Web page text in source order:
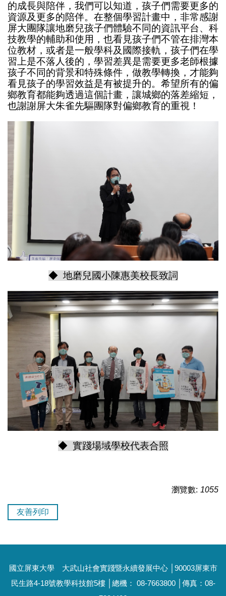
的成長與陪伴，我們可以知道，孩子們需要更多的
資源及更多的陪伴。在整個學習計畫中，非常感謝
屏大團隊讓地磨兒孩子們體驗不同的資訊平台、科
技教學的輔助和使用，也看見孩子們不管在排灣本
位教材，或者是一般學科及國際接軌，孩子們在學
習上是不落人後的，學習差異是需要更多老師根據
孩子不同的背景和特殊條件，做教學轉換，才能夠
看見孩子的學習效益是有被提升的。希望所有的偏
鄉教育都能夠透過這個計畫，讓城鄉的落差縮短，
也謝謝屏大朱雀先驅團隊對偏鄉教育的重視！
◆ 地磨兒國小陳惠美校長致詞
◆ 實踐場域學校代表合照
瀏覽數: 1055
友善列印
國立屏東大學 大武山社會實踐暨永續發展中心 │90003屏東市
民生路4-18號教學科技館5樓 │總機： 08-7663800 │傳真：08-